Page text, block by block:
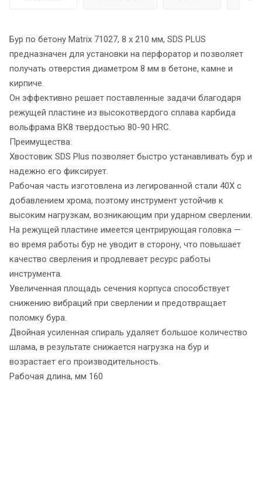
Бур по бетону Matrix 71027, 8 х 210 мм, SDS PLUS
предназначен для установки на перфоратор и позволяет
получать отверстия диаметром 8 мм в бетоне, камне и
кирпиче.
Он эффективно решает поставленные задачи благодаря
режущей пластине из высокотвердого сплава карбида
вольфрама ВК8 твердостью 80-90 HRC.
Преимущества:
Хвостовик SDS Plus позволяет быстро устанавливать бур и
надежно его фиксирует.
Рабочая часть изготовлена из легированной стали 40Х с
добавлением хрома, поэтому инструмент устойчив к
высоким нагрузкам, возникающим при ударном сверлении.
На режущей пластине имеется центрирующая головка —
во время работы бур не уводит в сторону, что повышает
качество сверления и продлевает ресурс работы
инструмента.
Увеличенная площадь сечения корпуса способствует
снижению вибраций при сверлении и предотвращает
поломку бура.
Двойная усиленная спираль удаляет большое количество
шлама, в результате снижается нагрузка на бур и
возрастает его производительность.
Рабочая длина, мм 160